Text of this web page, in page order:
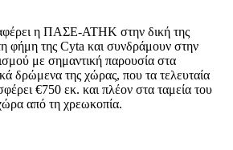
η ΠΑΣΕ-ΑΤΗΚ στην δική της
φήμη της Cyta και συνδράμουν στην
με σημαντική παρουσία στα
δρώμενα της χώρας, που τα τελευταία
€750 εκ. και πλέον στα ταμεία του
από τη χρεωκοπία.